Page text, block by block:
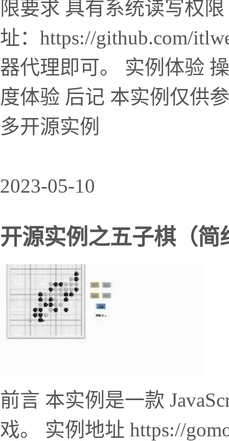
限要求 具有系统读写权
址：https://github.com/
器代理即可。 实例体验
度体验 后记 本实例仅供
多开源实例
2023-05-10
开源实例之五子棋（简
前言 本实例是一款
戏。 实例地址 https://